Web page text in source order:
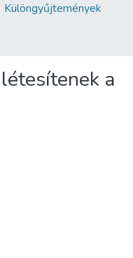
Különgyűjtemények
a